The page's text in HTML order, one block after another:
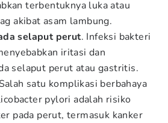
terbentuknya luka atau
akibat asam lambung.
selaput perut. Infeksi bakteri
iritasi dan
selaput perut atau gastritis.
satu komplikasi berbahaya
pylori adalah risiko
pada perut, termasuk kanker